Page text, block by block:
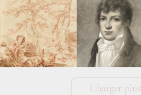
Charger plus